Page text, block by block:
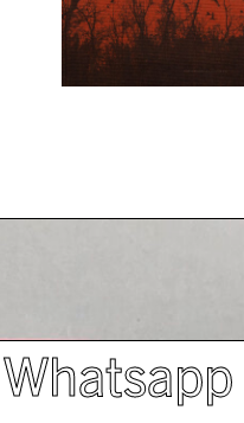
Whatsapp